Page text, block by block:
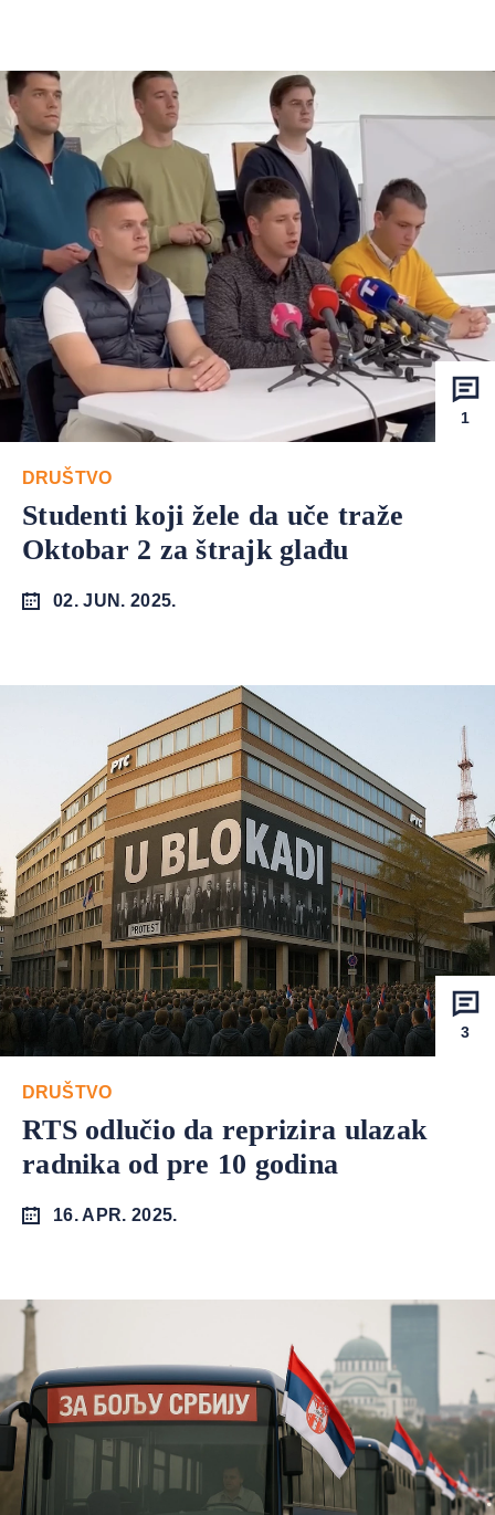
1
DRUŠTVO
Studenti koji žele da uče traže
Oktobar 2 za štrajk glađu
02. JUN. 2025.
3
DRUŠTVO
RTS odlučio da reprizira ulazak
radnika od pre 10 godina
16. APR. 2025.